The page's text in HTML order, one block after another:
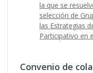
la que se
selección de
las Estrategias
Participativo en
Convenio de